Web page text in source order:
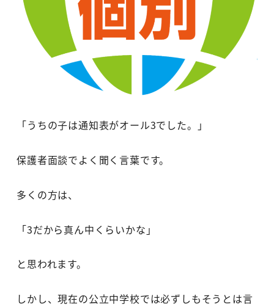
「うちの子は通知表がオール3でした。」
保護者面談でよく聞く言葉です。
多くの方は、
「3だから真ん中くらいかな」
と思われます。
しかし、現在の公立中学校では必ずしもそうとは言